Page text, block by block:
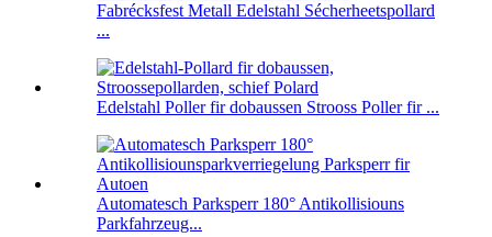
Fabrécksfest Metall Edelstahl Sécherheetspollard
...
Edelstahl Poller fir dobaussen Strooss Poller fir ...
Automatesch Parksperr 180° Antikollisiouns
Parkfahrzeug...